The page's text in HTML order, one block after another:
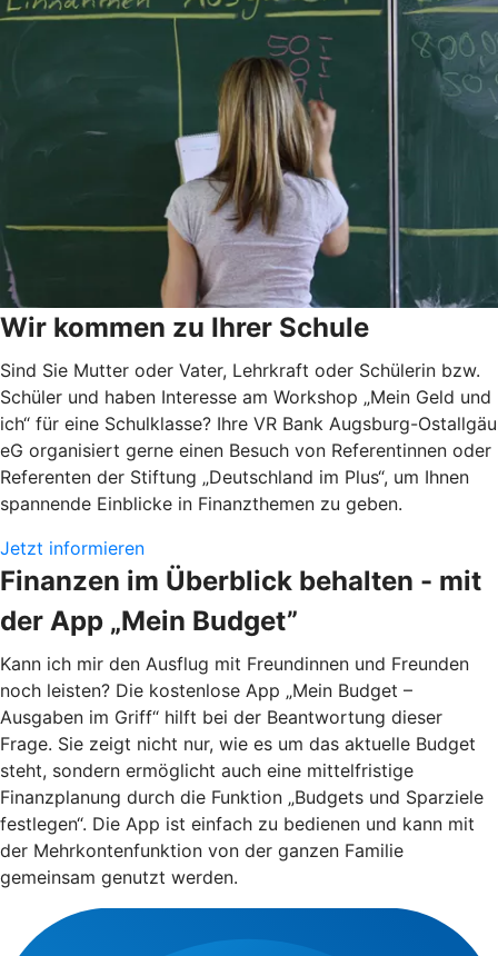
Wir kommen zu Ihrer Schule
Sind Sie Mutter oder Vater, Lehrkraft oder Schülerin bzw.
Schüler und haben Interesse am Workshop „Mein Geld und
ich“ für eine Schulklasse? Ihre VR Bank Augsburg-Ostallgäu
eG organisiert gerne einen Besuch von Referentinnen oder
Referenten der Stiftung „Deutschland im Plus“, um Ihnen
spannende Einblicke in Finanzthemen zu geben.
Jetzt informieren
Finanzen im Überblick behalten - mit
der App „Mein Budget”
Kann ich mir den Ausflug mit Freundinnen und Freunden
noch leisten? Die kostenlose App „Mein Budget –
Ausgaben im Griff“ hilft bei der Beantwortung dieser
Frage. Sie zeigt nicht nur, wie es um das aktuelle Budget
steht, sondern ermöglicht auch eine mittelfristige
Finanzplanung durch die Funktion „Budgets und Sparziele
festlegen“. Die App ist einfach zu bedienen und kann mit
der Mehrkontenfunktion von der ganzen Familie
gemeinsam genutzt werden.